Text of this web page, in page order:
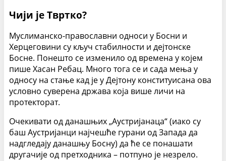
Чији је Твртко?
Муслиманско-православни односи у Босни и
Херцеговини су кључ стабилности и дејтонске
Босне. Понешто се изменило од времена у којем
пише Хасан Ребац. Много тога се и сада мења у
односу на стање кад је у Дејтону конституисана ова
условно суверена држава која више личи на
протекторат.
Очекивати од данашњих „Аустријанаца“ (иако су
баш Аустријанци најчешће гурани од Запада да
надгледају данашњу Босну) да ће се понашати
другачије од претходника – потпуно је незрело.